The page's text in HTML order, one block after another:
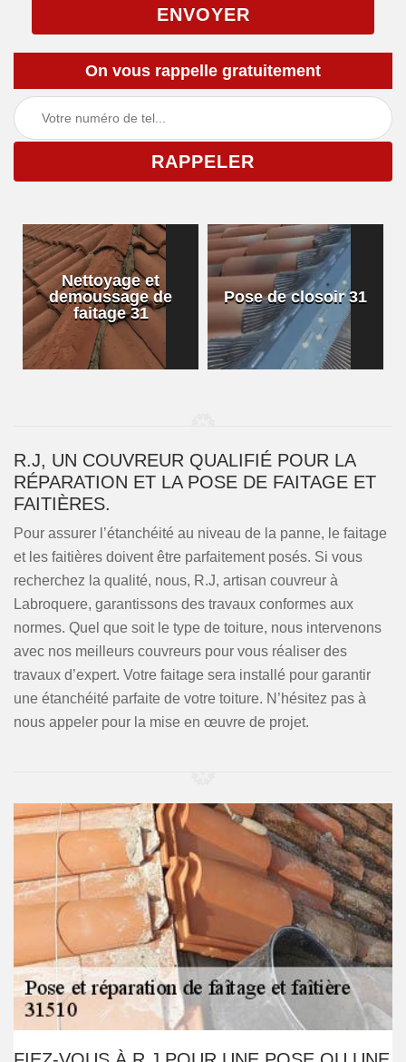
On vous rappelle gratuitement
Nettoyage et
demoussage de
faitage 31
Pose de closoir 31
R.J, UN COUVREUR QUALIFIÉ POUR LA
RÉPARATION ET LA POSE DE FAITAGE ET
FAITIÈRES.
Pour assurer l’étanchéité au niveau de la panne, le faitage
et les faitières doivent être parfaitement posés. Si vous
recherchez la qualité, nous, R.J, artisan couvreur à
Labroquere, garantissons des travaux conformes aux
normes. Quel que soit le type de toiture, nous intervenons
avec nos meilleurs couvreurs pour vous réaliser des
travaux d’expert. Votre faitage sera installé pour garantir
une étanchéité parfaite de votre toiture. N’hésitez pas à
nous appeler pour la mise en œuvre de projet.